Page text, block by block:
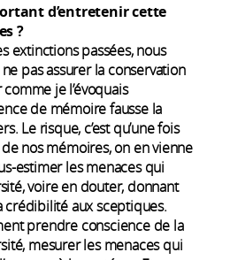
d’entretenir cette
?
extinctions passées, nous
pas assurer la conservation
je l’évoquais
de mémoire fausse la
Le risque, c’est qu’une fois
nos mémoires, on en vienne
estimer les menaces qui
voire en douter, donnant
crédibilité aux sceptiques.
prendre conscience de la
mesurer les menaces qui